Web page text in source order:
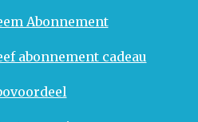
Abonnement
abonnement cadeau